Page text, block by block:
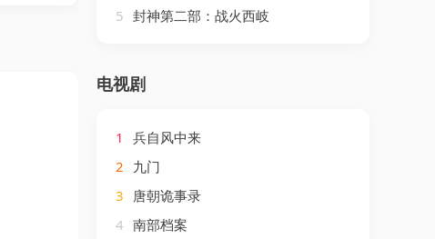
5 封神第二部：战火西岐
电视剧
1
兵自风中来
2 九门
3 唐朝诡事录
4 南部档案